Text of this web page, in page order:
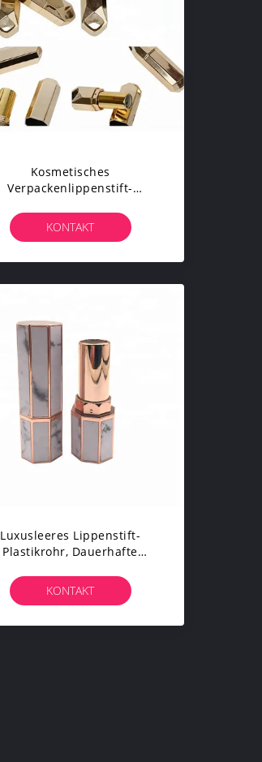
Kosmetisches
Verpackenlippenstift-
Behälter Nach Maß
KONTAKT
Luxusleeres Lippenstift-
Plastikrohr, Dauerhafte
Behälter
KONTAKT